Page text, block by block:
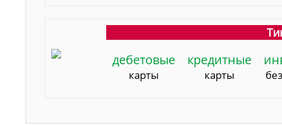
дебетовые
карты
кредитные
карты